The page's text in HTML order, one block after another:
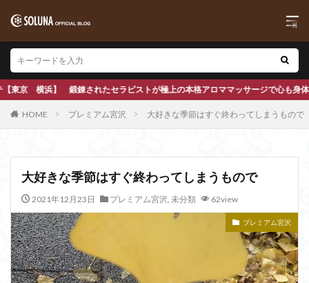
本格アロママッサージで心も身体もほぐします
HOME プレミアム宮沢 大好きな季節はすぐ終わってしまうもので
大好きな季節はすぐ終わってしまうもので
2021年12月23日 プレミアム宮沢, 未分類 62view
プレミアム宮沢